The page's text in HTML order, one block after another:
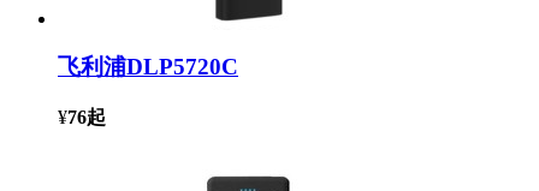
飞利浦DLP5720C
¥76起